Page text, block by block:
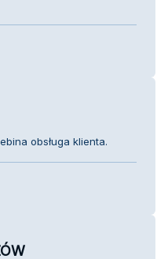
obsługa klienta.